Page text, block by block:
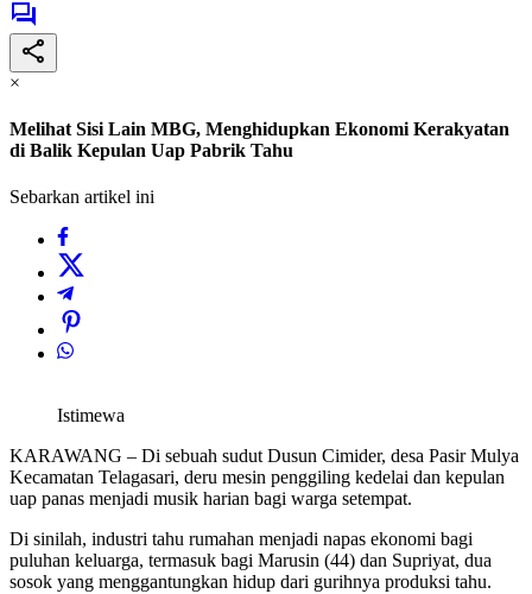
×
Melihat Sisi Lain MBG, Menghidupkan Ekonomi Kerakyatan
di Balik Kepulan Uap Pabrik Tahu
Sebarkan artikel ini
Istimewa
KARAWANG – Di sebuah sudut Dusun Cimider, desa Pasir Mulya
Kecamatan Telagasari, deru mesin penggiling kedelai dan kepulan
uap panas menjadi musik harian bagi warga setempat.
Di sinilah, industri tahu rumahan menjadi napas ekonomi bagi
puluhan keluarga, termasuk bagi Marusin (44) dan Supriyat, dua
sosok yang menggantungkan hidup dari gurihnya produksi tahu.